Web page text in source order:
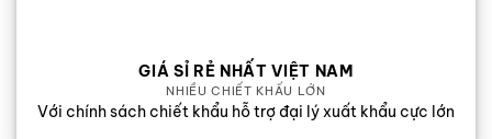
GIÁ SỈ RẺ NHẤT VIỆT NAM
NHIỀU CHIẾT KHẤU LỚN
Với chính sách chiết khẩu hỗ trợ đại lý xuất khẩu cực lớn